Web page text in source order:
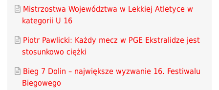
Mistrzostwa Województwa w Lekkiej Atletyce w
kategorii U 16
Piotr Pawlicki: Każdy mecz w PGE Ekstralidze jest
stosunkowo ciężki
Bieg 7 Dolin – największe wyzwanie 16. Festiwalu
Biegowego